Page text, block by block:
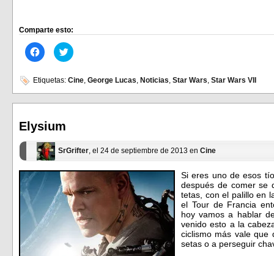
Comparte esto:
Haz
clic
en
Facebook
(Se
abre
ventana
nueva)
Haz
clic
en
Twitter
(Se
abre
Etiquetas: Cine, George Lucas, Noticias, Star Wars, Star Wars VII
Elysium
SrGrifter, el 24 de septiembre de 2013 en Cine
Si eres uno de esos
después de comer se
tetas, con el palillo en
el Tour de Francia
hoy vamos a hablar
venido esto a la
ciclismo más vale
setas o a perseguir